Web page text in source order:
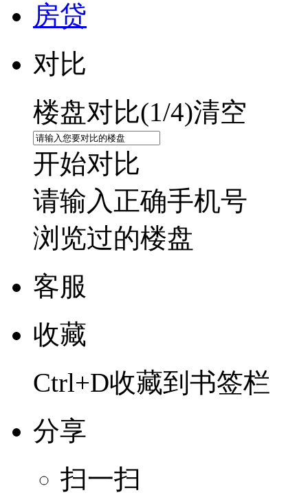
房贷
对比
楼盘对比(1/4)清空
开始对比
请输入正确手机号
浏览过的楼盘
客服
收藏
Ctrl+D收藏到书签栏
分享
扫一扫